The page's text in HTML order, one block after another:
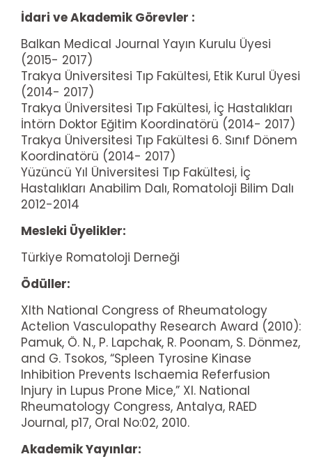
İdari ve Akademik Görevler :
Balkan Medical Journal Yayın Kurulu Üyesi
(2015- 2017)
Trakya Üniversitesi Tıp Fakültesi, Etik Kurul Üyesi
(2014- 2017)
Trakya Üniversitesi Tıp Fakültesi, İç Hastalıkları
İntörn Doktor Eğitim Koordinatörü (2014- 2017)
Trakya Üniversitesi Tıp Fakültesi 6. Sınıf Dönem
Koordinatörü (2014- 2017)
Yüzüncü Yıl Üniversitesi Tıp Fakültesi, İç
Hastalıkları Anabilim Dalı, Romatoloji Bilim Dalı
2012-2014
Mesleki Üyelikler:
Türkiye Romatoloji Derneği
Ödüller:
XIth National Congress of Rheumatology
Actelion Vasculopathy Research Award (2010):
Pamuk, Ö. N., P. Lapchak, R. Poonam, S. Dönmez,
and G. Tsokos, “Spleen Tyrosine Kinase
Inhibition Prevents Ischaemia Referfusion
Injury in Lupus Prone Mice,” XI. National
Rheumatology Congress, Antalya, RAED
Journal, p17, Oral No:02, 2010.
Akademik Yayınlar: